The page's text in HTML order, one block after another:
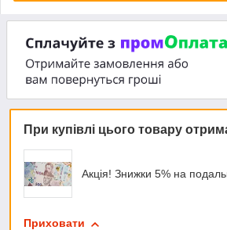
При купівлі цього товару
Акція! Знижки 5% на
Приховати